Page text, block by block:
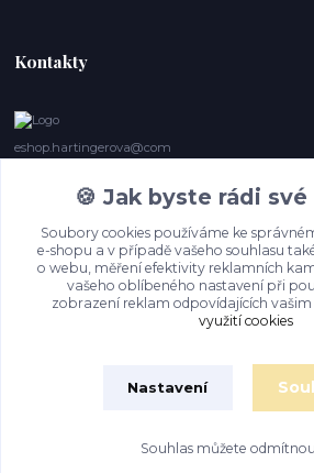
Kontakty
eshop.hartingerova@com
Irena Marie Hartingerová
605132850
(Po-Ne, 9- 20 hod.) Když se
imh@hartingerova.com
Vytvořeno na Eshop-
🍪 Jak byste rádi
Soubory cookies používáme ke
e-shopu a v případě vašeho souhlasu
o webu, měření efektivity reklamních
vašeho oblíbeného nastavení při
zobrazení reklam odpovídajících vašim
využití cookies
Nastavení
Souhlas můžete